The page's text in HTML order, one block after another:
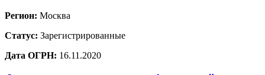
Регион: Москва
Статус: Зарегистрированные
Дата ОГРН: 16.11.2020